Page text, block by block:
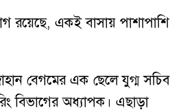
রয়েছে, একই বাসায় পাশাপাশি
বেগমের এক ছেলে যুগ্ম সচিব
বিভাগের অধ্যাপক। এছাড়া